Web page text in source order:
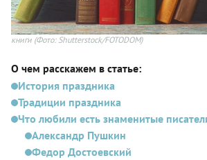
книги (Фото: Shutterstock/FOTODOM)
О чем расскажем в статье:
История праздника
Традиции праздника
Что любили есть знаменитые
Александр Пушкин
Федор Достоевский